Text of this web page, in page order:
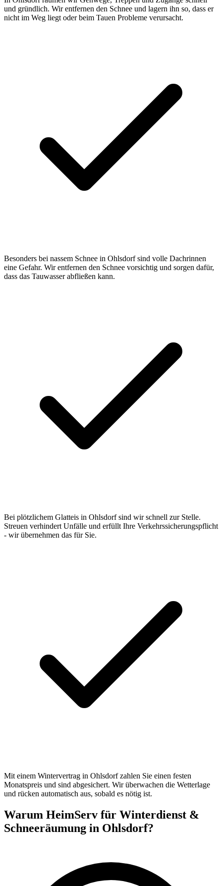
und gründlich. Wir entfernen den Schnee und lagern ihn so, dass er
nicht im Weg liegt oder beim Tauen Probleme verursacht.
Besonders bei nassem Schnee in Ohlsdorf sind volle Dachrinnen
eine Gefahr. Wir entfernen den Schnee vorsichtig und sorgen dafür,
dass das Tauwasser abfließen kann.
Bei plötzlichem Glatteis in Ohlsdorf sind wir schnell zur Stelle.
Streuen verhindert Unfälle und erfüllt Ihre Verkehrssicherungspflicht
- wir übernehmen das für Sie.
Mit einem Wintervertrag in Ohlsdorf zahlen Sie einen festen
Monatspreis und sind abgesichert. Wir überwachen die Wetterlage
und rücken automatisch aus, sobald es nötig ist.
Warum HeimServ für Winterdienst &
Schneeräumung in Ohlsdorf?